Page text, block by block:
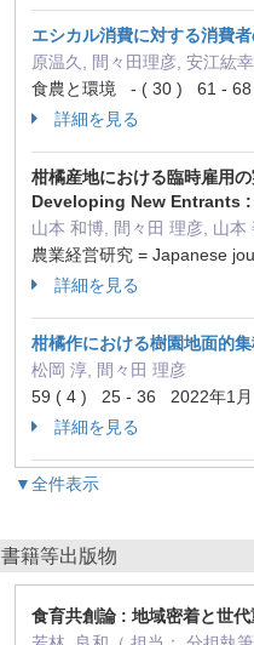
エシカル消費に対する消費
原温久, 間々田理彦, 安江紘
食農と環境 - ( 30 ) 61 -
詳細を見る
柑橘産地における臨時雇用
Developing New Entrants
山本 和博, 間々田 理彦, 山本
農業経営研究 = Japanese
詳細を見る
柑橘作における樹園地面的
松岡 淳, 間々田 理彦
59 ( 4 ) 25 - 36 2022年1月
詳細を見る
▼全件表示
書籍等出版物
食育共創論 : 地域密着と世